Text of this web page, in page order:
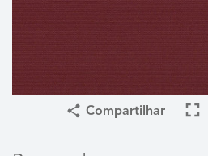
Compartilhar